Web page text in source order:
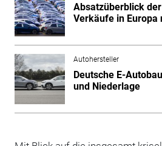
Absatzüberblick
Verkäufe in Europa
Autohersteller
Deutsche E-
und Niederlage